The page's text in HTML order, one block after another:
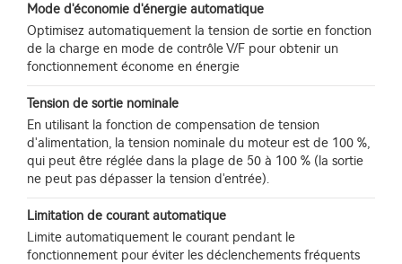
Mode d'économie d'énergie automatique
Optimisez automatiquement la tension de sortie en fonction
de la charge en mode de contrôle V/F pour obtenir un
fonctionnement économe en énergie
Tension de sortie nominale
En utilisant la fonction de compensation de tension
d'alimentation, la tension nominale du moteur est de 100 %,
qui peut être réglée dans la plage de 50 à 100 % (la sortie
ne peut pas dépasser la tension d'entrée).
Limitation de courant automatique
Limite automatiquement le courant pendant le
fonctionnement pour éviter les déclenchements fréquents